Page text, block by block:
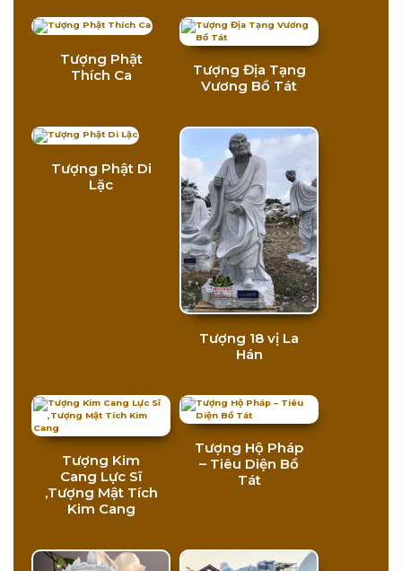
Tượng Phật
Thích Ca
Tượng Địa Tạng
Vương Bồ Tát
Tượng Phật Di
Lặc
Tượng 18 vị La
Hán
Tượng Kim
Cang Lực Sĩ
,Tượng Mật Tích
Kim Cang
Tượng Hộ Pháp
– Tiêu Diện Bồ
Tát